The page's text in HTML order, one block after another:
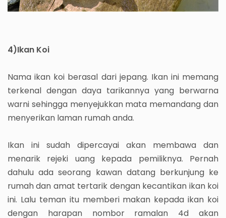
4)Ikan Koi
Nama ikan koi berasal dari jepang. Ikan ini memang
terkenal dengan daya tarikannya yang berwarna
warni sehingga menyejukkan mata memandang dan
menyerikan laman rumah anda.
Ikan ini sudah dipercayai akan membawa dan
menarik rejeki uang kepada pemiliknya. Pernah
dahulu ada seorang kawan datang berkunjung ke
rumah dan amat tertarik dengan kecantikan ikan koi
ini. Lalu teman itu memberi makan kepada ikan koi
dengan harapan nombor ramalan 4d akan